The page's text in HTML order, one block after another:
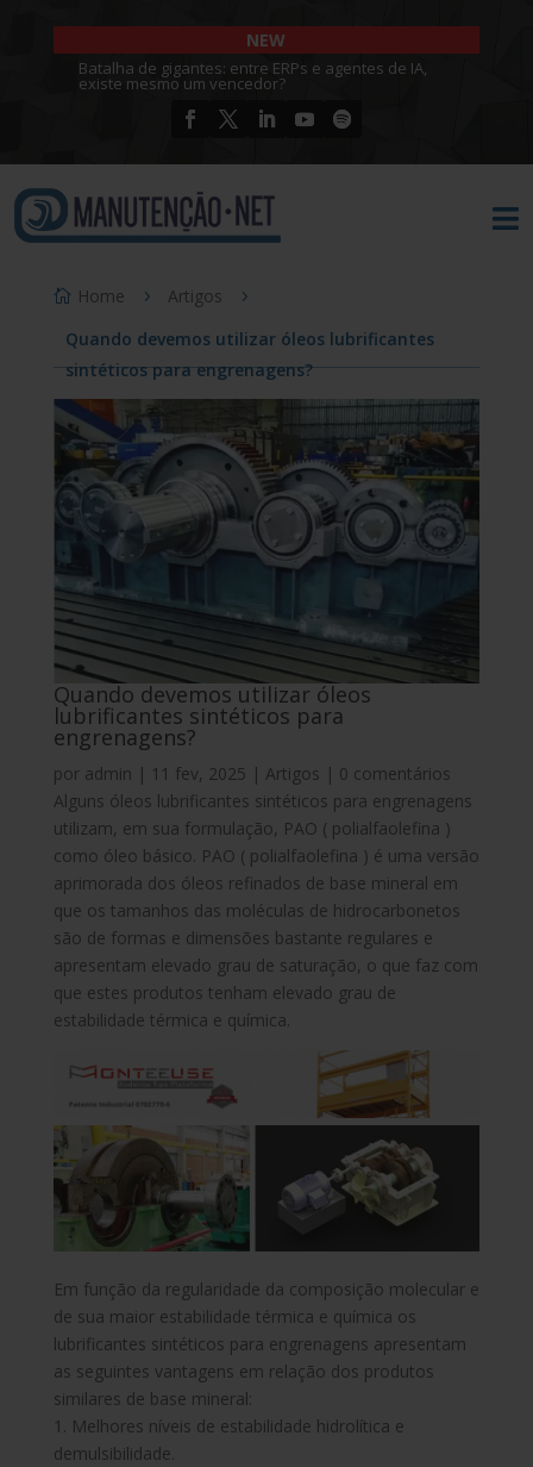
NEW
Batalha de gigantes: entre ERPs e agentes de IA,
existe mesmo um vencedor?

Home
Artigos
Quando devemos utilizar óleos lubrificantes
sintéticos para engrenagens?
Quando devemos utilizar óleos
lubrificantes sintéticos para
engrenagens?
por admin | 11 fev, 2025 | Artigos | 0 comentários
Alguns óleos lubrificantes sintéticos para engrenagens
utilizam, em sua formulação, PAO ( polialfaolefina )
como óleo básico. PAO ( polialfaolefina ) é uma versão
aprimorada dos óleos refinados de base mineral em
que os tamanhos das moléculas de hidrocarbonetos
são de formas e dimensões bastante regulares e
apresentam elevado grau de saturação, o que faz com
que estes produtos tenham elevado grau de
estabilidade térmica e química.
Em função da regularidade da composição molecular e
de sua maior estabilidade térmica e química os
lubrificantes sintéticos para engrenagens apresentam
as seguintes vantagens em relação dos produtos
similares de base mineral:
1. Melhores níveis de estabilidade hidrolítica e
demulsibilidade.